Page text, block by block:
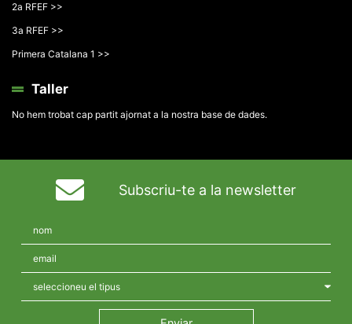
2a RFEF >>
3a RFEF >>
Primera Catalana 1 >>
Taller
No hem trobat cap partit ajornat a la nostra base de dades.
Subscriu-te a la newsletter